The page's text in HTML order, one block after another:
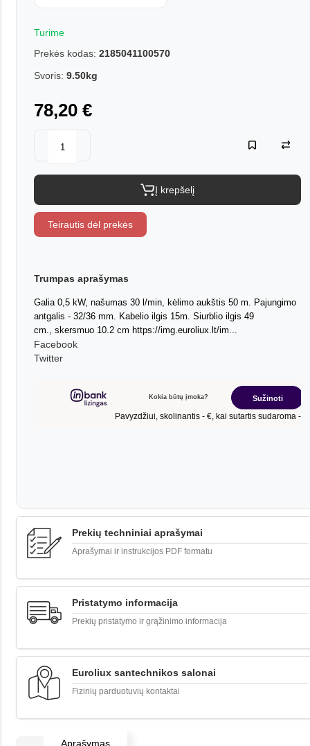
Turime
Prekės kodas: 2185041100570
Svoris: 9.50kg
78,20 €
Į krepšelį
Teirautis dėl prekės
Trumpas aprašymas
Galia 0,5 kW, našumas 30 l/min, kėlimo aukštis 50 m. Pajungimo
antgalis - 32/36 mm. Kabelio ilgis 15m. Siurblio ilgis 49
cm., skersmuo 10.2 cm https://img.euroliux.lt/im...
Facebook
Twitter
Prekių techniniai aprašymai
Aprašymai ir instrukcijos PDF formatu
Pristatymo informacija
Prekių pristatymo ir grąžinimo informacija
Euroliux santechnikos salonai
Fizinių parduotuvių kontaktai
Aprašymas